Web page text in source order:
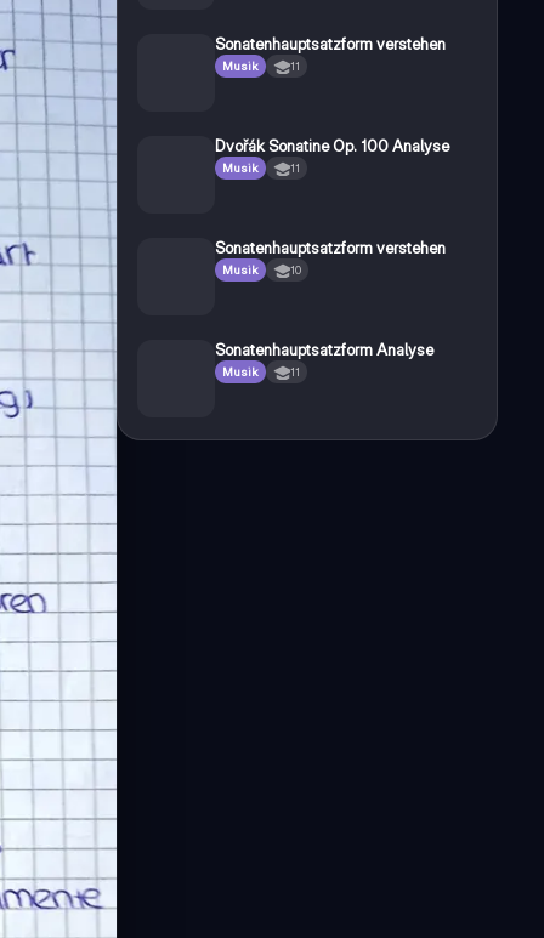
Sonatenhauptsatzform verstehen
Musik 11
Dvořák Sonatine Op. 100 Analyse
Musik 11
Sonatenhauptsatzform verstehen
Musik 10
Sonatenhauptsatzform Analyse
Musik 11